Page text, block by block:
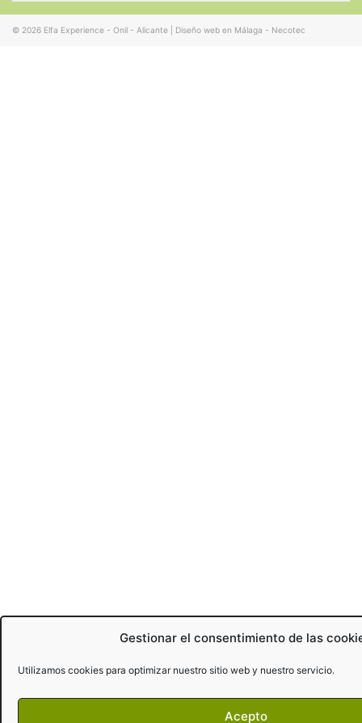
Gestionar el consentimiento de las
Utilizamos cookies para optimizar nuestro sitio web y nuestro servicio.
Acepto
© 2026 Elfa Experience - Onil - Alicante Diseño web en Málaga - Necotec